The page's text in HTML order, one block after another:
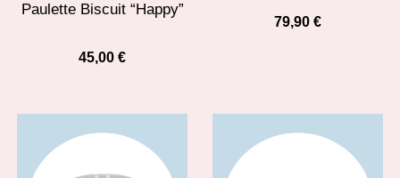
Paulette Biscuit “Happy”
45,00 €
79,90 €